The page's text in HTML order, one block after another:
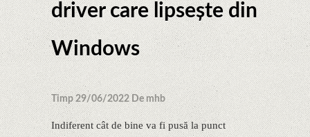
driver care lipsește din
Windows
Timp 29/06/2022 De mhb
Indiferent cât de bine va fi pusă la punct